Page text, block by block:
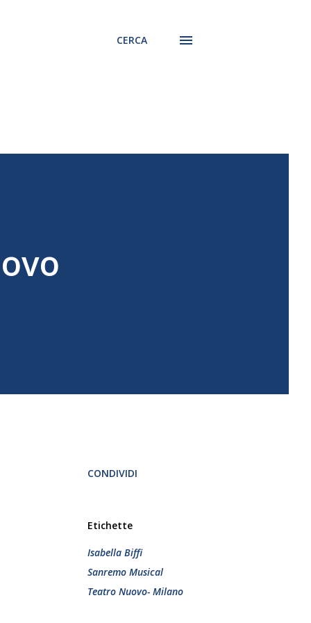
CERCA
CONDIVIDI
Etichette
Isabella Biffi
Sanremo Musical
Teatro Nuovo- Milano